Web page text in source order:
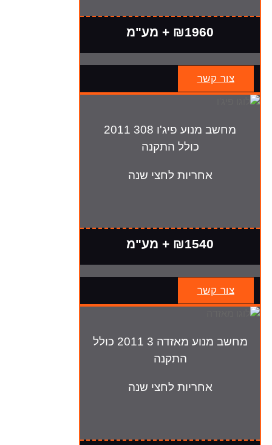
₪1960 + מע"מ
צור קשר
מחשב מנוע פיג'ו 308 2011
כולל התקנה
אחריות לחצי שנה
₪1540 + מע"מ
צור קשר
מחשב מנוע מאזדה 3 2011 כולל
התקנה
אחריות לחצי שנה